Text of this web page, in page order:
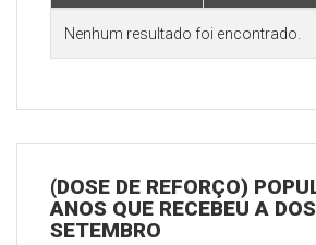
Nenhum resultado foi encontrado.
(DOSE DE REFORÇO)
ANOS QUE RECEBEU A
SETEMBRO